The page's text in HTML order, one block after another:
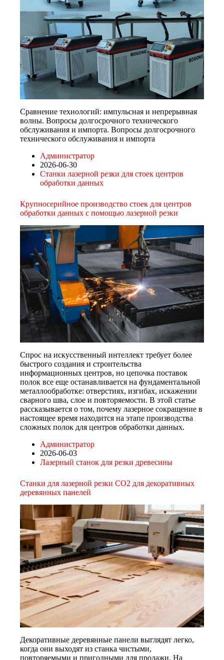
Сравнение технологий: импульсная и непрерывная
волны. Вопросы долгосрочного технического
обслуживания и импорта. Вопросы долгосрочного
технического обслуживания и импорта
Администратор
2026-06-30
Станки лазерной резки для стоек центров
обработки данных
Крупносерийное производство стоек для центров
обработки данных с помощью лазерной резки
Спрос на искусственный интеллект требует более
быстрого создания и строительства
информационных центров, но цепочка поставок
полок все еще останавливается на фундаментальной
металлообработке: отверстиях, изгибах, искажении
сварного шва, слое и повторяемости. В этой статье
рассказывается о том, почему лазерное сокращение в
настоящее время находится на этапе производства
сложных полок для центров обработки данных.
Администратор
2026-06-03
Лазерный станок для резки древесины
Станки для лазерной резки CO2 для декоративных
деревянных панелей
Декоративные деревянные панели выглядят легко,
когда они выходят из станка чистыми,
повторяемыми и пригодными для продажи. На